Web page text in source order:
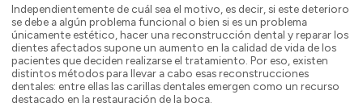
Independientemente de cuál sea el motivo, es decir, si este deterioro
se debe a algún problema funcional o bien si es un problema
únicamente estético, hacer una reconstrucción dental y reparar los
dientes afectados supone un aumento en la calidad de vida de los
pacientes que deciden realizarse el tratamiento. Por eso, existen
distintos métodos para llevar a cabo esas reconstrucciones
dentales: entre ellas las carillas dentales emergen como un recurso
destacado en la restauración de la boca.